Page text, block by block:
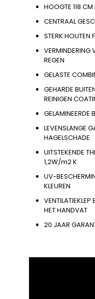
HOOGTE 118 CM
CENTRAAL
STERK HOUTEN
VERMINDERING
REGEN
GELASTE
GEHARDE
REINIGEN
GELAMINEERDE
LEVENSLANGE
HAGELSCHADE
UITSTEKENDE
1,2W/m2 K
UV-
KLEUREN
VENTILATIEKLEP
HET HANDVAT
20 JAAR